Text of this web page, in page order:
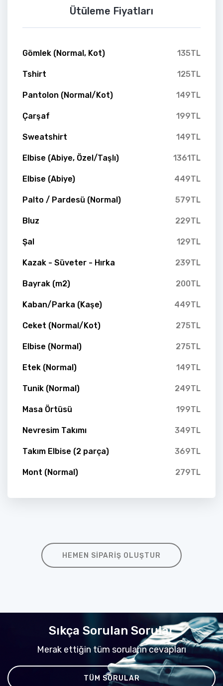
Ütüleme Fiyatları
Gömlek (Normal, Kot) 135TL
Tshirt 125TL
Pantolon (Normal/Kot) 149TL
Çarşaf 199TL
Sweatshirt 149TL
Elbise (Abiye, Özel/Taşlı) 1361TL
Elbise (Abiye) 449TL
Palto / Pardesü (Normal) 579TL
Bluz 229TL
Şal 129TL
Kazak - Süveter - Hırka 239TL
Bayrak (m2) 200TL
Kaban/Parka (Kaşe) 449TL
Ceket (Normal/Kot) 275TL
Elbise (Normal) 275TL
Etek (Normal) 149TL
Tunik (Normal) 249TL
Masa Örtüsü 199TL
Nevresim Takımı 349TL
Takım Elbise (2 parça) 369TL
Mont (Normal) 279TL
HEMEN SIPARIŞ OLUŞTUR
Sıkça Sorulan Sorular
Merak ettiğin tüm soruların cevapları
TÜM SORULAR